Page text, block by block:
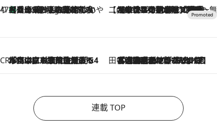
47都道府県の手みやげ ひんやりスイーツで夏を満喫
6 Hours Ago
【兵庫県】この夏絶対食べたい 冷やしておいしいおやつ3選 淡路島の恵みをジェラートに集約 【CREA×星野リゾート】唯一無二。癒しと発見が待つ場所へ
2026.8.7
【トンボの足水浴】ヒノキの香りに包まれて涼感マックス！約13℃の湧水かけ流しを避暑地「星野温泉 トンボの湯」で体験
CREA'S CHOICE
2026.8.7
「立川にも歌舞伎があるんだよ」 片岡仁左衛門・市川中車ら豪華座組みで4年目の立川立飛歌舞伎へ 田中稲の勝手に再ブーム
2026.8.7
「湘南乃風に憧れて」観客大盛上がりの“タオル回し”に、ラッパー顔負けの高速歌唱まで…さだまさし（74）のアグレッシブすぎる現在地
連載 TOP